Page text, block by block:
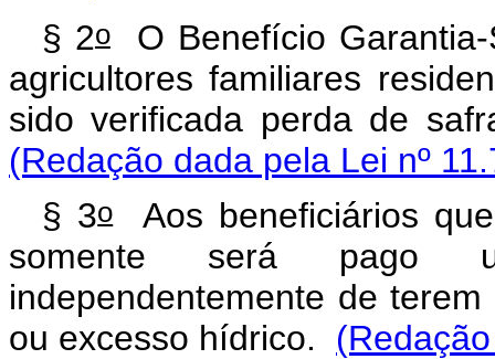
§ 2oO Benefício Garantia-
agricultores familiares
sido verificada perda de
(Redação dada pela Lei nº
§ 3oAos beneficiários que
somente será pago
independentemente de
ou excesso hídrico.